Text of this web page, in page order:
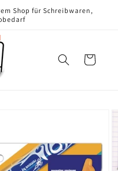
Shop für Schreibwaren,
Warenkorb